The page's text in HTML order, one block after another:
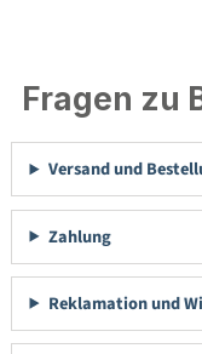
Fragen zu
Versand und
Zahlung
Reklamation und